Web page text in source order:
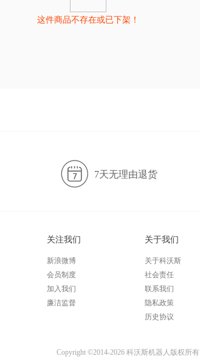
这件商品不存在或已下架！
7天无理由退货
关注我们
新浪微博
会员制度
加入我们
廉洁监督
关于我们
关于科沃斯
社会责任
联系我们
隐私政策
历史协议
Copyright ©2014-2026 科沃斯机器人版权所有